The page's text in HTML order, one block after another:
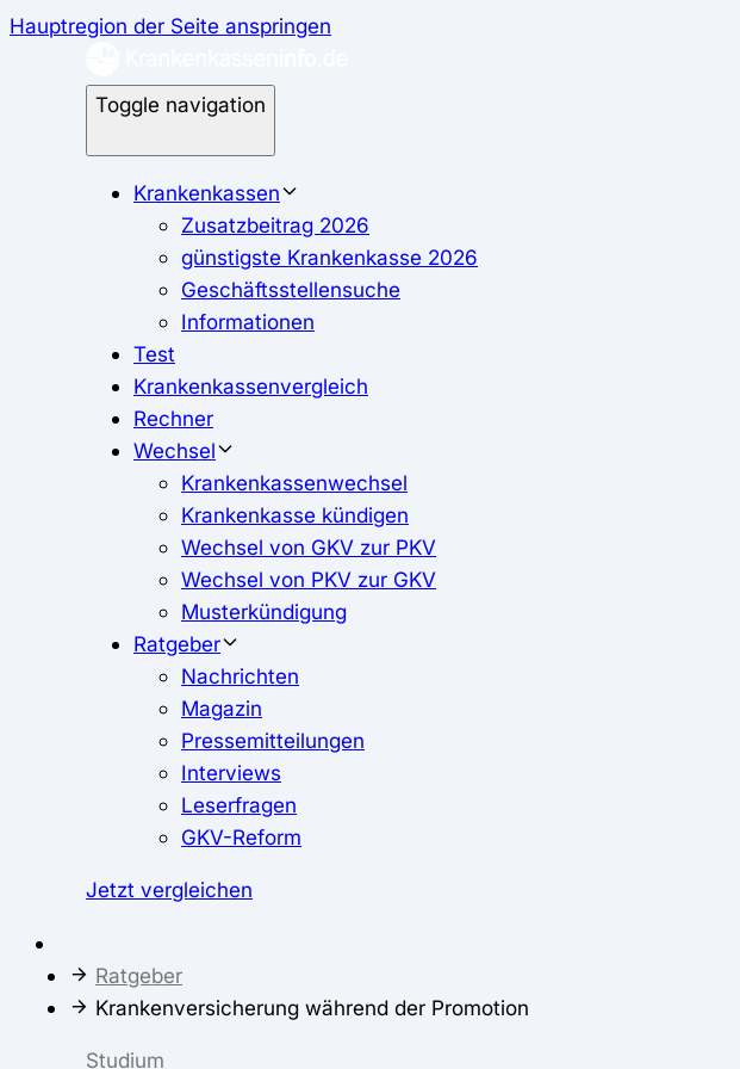
Hauptregion der Seite anspringen
Toggle navigation
Krankenkassen
Zusatzbeitrag 2026
günstigste Krankenkasse 2026
Geschäftsstellensuche
Informationen
Test
Krankenkassenvergleich
Rechner
Wechsel
Krankenkassenwechsel
Krankenkasse kündigen
Wechsel von GKV zur PKV
Wechsel von PKV zur GKV
Musterkündigung
Ratgeber
Nachrichten
Magazin
Pressemitteilungen
Interviews
Leserfragen
GKV-Reform
Jetzt vergleichen
Ratgeber
Krankenversicherung während der Promotion
Studium